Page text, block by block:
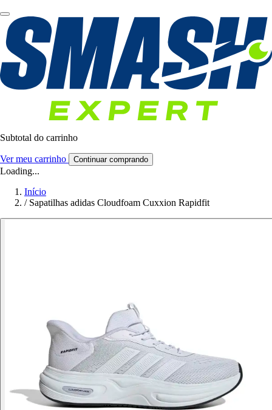
Subtotal do carrinho
Ver meu carrinho Continuar comprando
Loading...
Início
/ Sapatilhas adidas Cloudfoam Cuxxion Rapidfit